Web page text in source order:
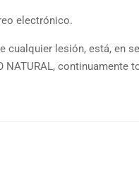
electrónico.
cualquier lesión, está, en
NATURAL, continuamente